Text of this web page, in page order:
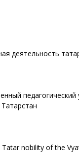
деятельность
педагогический
nobility of the